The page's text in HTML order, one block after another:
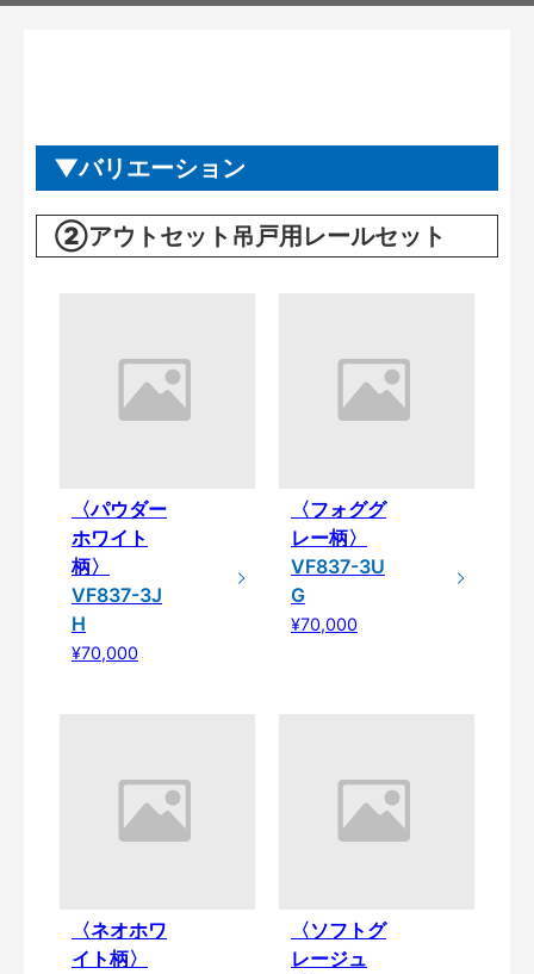
バリエーション
②アウトセット吊戸用レールセット
〈パウダー
ホワイト
柄〉
VF837-3J
H
¥70,000
〈フォググ
レー柄〉
VF837-3U
G
¥70,000
〈ネオホワ
イト柄〉
〈ソフトグ
レージュ